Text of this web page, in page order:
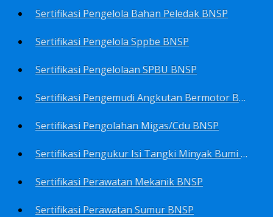
Sertifikasi Pengelola Bahan Peledak BNSP
Sertifikasi Pengelola Sppbe BNSP
Sertifikasi Pengelolaan SPBU BNSP
Sertifikasi Pengemudi Angkutan Bermotor BNSP
Sertifikasi Pengolahan Migas/Cdu BNSP
Sertifikasi Pengukur Isi Tangki Minyak Bumi Dan Hasil Olahan BNSP
Sertifikasi Perawatan Mekanik BNSP
Sertifikasi Perawatan Sumur BNSP